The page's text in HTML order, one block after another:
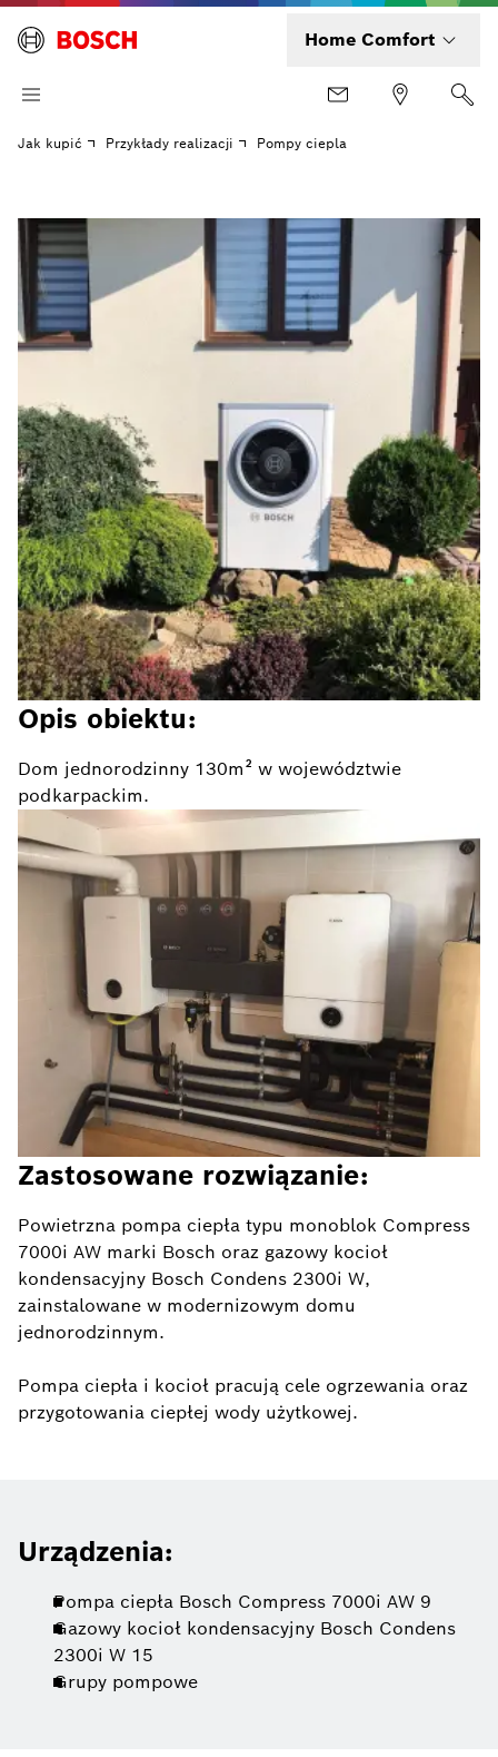
Home Comfort
Jak kupić Przykłady realizacji Pompy ciepla
Opis obiektu:
Dom jednorodzinny 130m² w województwie
podkarpackim.
Zastosowane rozwiązanie:
Powietrzna pompa ciepła typu monoblok Compress
7000i AW marki Bosch oraz gazowy kocioł
kondensacyjny Bosch Condens 2300i W,
zainstalowane w modernizowym domu
jednorodzinnym.
Pompa ciepła i kocioł pracują cele ogrzewania oraz
przygotowania ciepłej wody użytkowej.
Urządzenia:
Pompa ciepła Bosch Compress 7000i AW 9
Gazowy kocioł kondensacyjny Bosch Condens
2300i W 15
Grupy pompowe